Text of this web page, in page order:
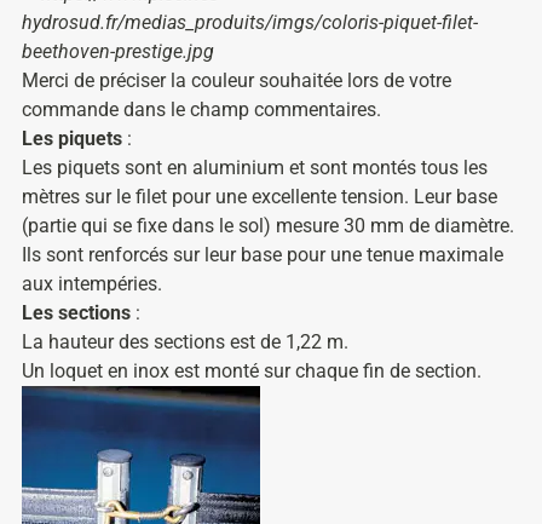
Merci de préciser la couleur souhaitée lors de votre
commande dans le champ commentaires.
Les piquets :
Les piquets sont en aluminium et sont montés tous les
mètres sur le filet pour une excellente tension. Leur base
(partie qui se fixe dans le sol) mesure 30 mm de diamètre.
Ils sont renforcés sur leur base pour une tenue maximale
aux intempéries.
Les sections :
La hauteur des sections est de 1,22 m.
Un loquet en inox est monté sur chaque fin de section.